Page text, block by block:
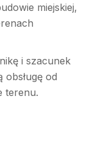
miejskiej,
i szacunek
od
terenu.